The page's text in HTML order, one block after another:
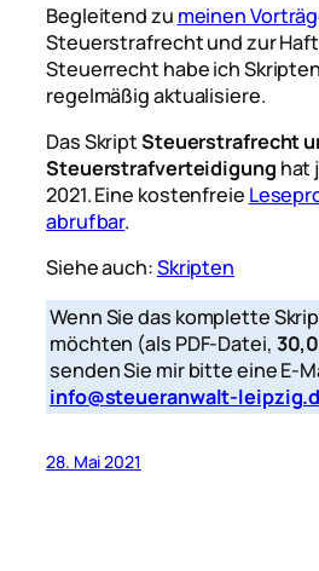
Begleitend zu meinen
Steuerstrafrecht und zur
Steuerrecht habe ich
regelmäßig aktualisiere.
Das SkriptSteuerstrafrecht
Steuerstrafverteidigung hat
2021. Eine kostenfreie
abrufbar.
Siehe auch:Skripten
Wenn Sie das komplette
möchten (als PDF-Datei,
senden Sie mir bitte eine E-
info@steueranwalt-
28. Mai 2021